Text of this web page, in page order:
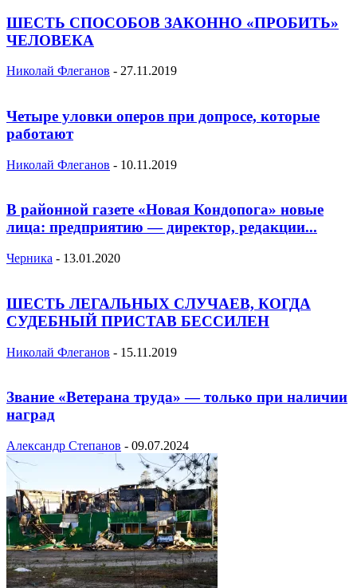
ШЕСТЬ СПОСОБОВ ЗАКОННО «ПРОБИТЬ»
ЧЕЛОВЕКА
Николай Флеганов - 27.11.2019
Четыре уловки оперов при допросе, которые
работают
Николай Флеганов - 10.11.2019
В районной газете «Новая Кондопога» новые
лица: предприятию — директор, редакции...
Черника - 13.01.2020
ШЕСТЬ ЛЕГАЛЬНЫХ СЛУЧАЕВ, КОГДА
СУДЕБНЫЙ ПРИСТАВ БЕССИЛЕН
Николай Флеганов - 15.11.2019
Звание «Ветерана труда» — только при наличии
наград
Александр Степанов - 09.07.2024